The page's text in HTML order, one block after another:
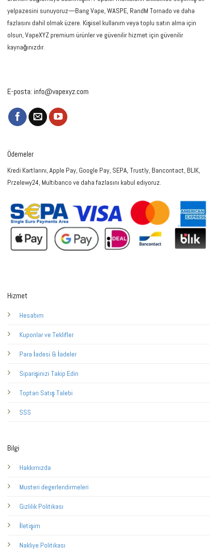
yelpazesini sunuyoruz—Bang Vape, WASPE, RandM Tornado ve daha
fazlasını dahil olmak üzere. Kişisel kullanım veya toplu satın alma için
olsun, VapeXYZ premium ürünler ve güvenilir hizmet için güvenilir
kaynağınızdır.
E-posta: info@vapexyz.com
Hizmet
Hesabım
Kuponlar ve Teklifler
Para İadesi & İadeler
Siparişinizi Takip Edin
Toptan Satış Talebi
SSS
Bilgi
Hakkımızda
Musteri degerlendirmeleri
Gizlilik Politikası
İletişim
Nakliye Politikası
Ödemeler
Kredi Kartlarını, Apple Pay, Google Pay, SEPA, Trustly, Bancontact, BLIK,
Przelewy24, Multibanco ve daha fazlasını kabul ediyoruz.